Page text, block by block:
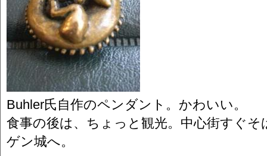
Buhler氏自作のペンダント。かわいい。
食事の後は、ちょっと観光。中心街すぐ
ゲン城へ。